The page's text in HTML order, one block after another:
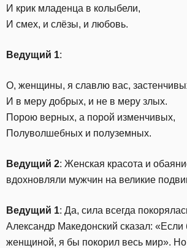
И крик младенца в колыбели,
И смех, и слёзы, и любовь.
Ведущий 1:
О, женщины, я славлю вас,
И в меру добрых, и не в меру злых.
Порою верных, а порой изменчивых,
Полуволшебных и полуземных.
Ведущий 2: Женская красота и
вдохновляли мужчин на великие
Ведущий 1: Да, сила всегда
Александр Македонский сказал:
женщиной, я бы покорил весь мир».